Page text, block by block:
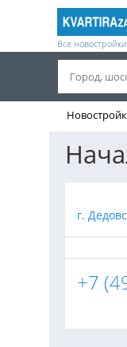
Все
Город,
г.